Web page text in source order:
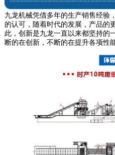
九龙机械凭借多年的生产销售经验
的认可，随着时代的发展，产品的
此，创新是九龙一直以来都坚持的
断的在创新，不断的在提升各项性